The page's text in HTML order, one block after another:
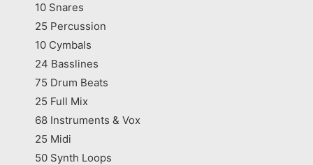
10 Snares
25 Percussion
10 Cymbals
24 Basslines
75 Drum Beats
25 Full Mix
68 Instruments & Vox
25 Midi
50 Synth Loops